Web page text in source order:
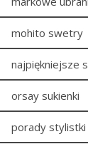
mohito swetry
najpiękniejsze
orsay sukienki
porady stylistki